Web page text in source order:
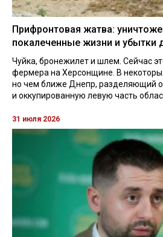
Прифронтовая жатва:
покалеченные жизни и убытки
Чуйка, бронежилет и шлем. Сейчас
фермера на Херсонщине. В
но чем ближе Днепр, разделяющий
и оккупированную левую часть
31 июля 2026